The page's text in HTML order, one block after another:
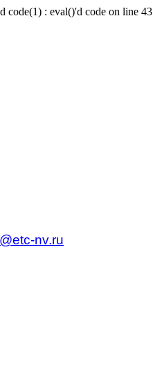
code(1) : eval()'d code on line 43
nv.ru